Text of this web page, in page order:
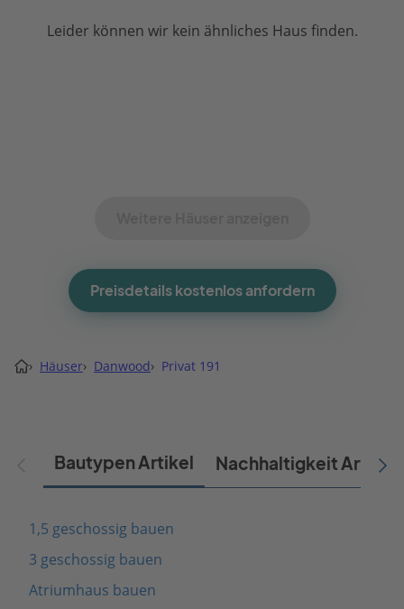
Leider können wir kein ähnliches Haus finden.
Preisdetails kostenlos anfordern
› Häuser› Danwood› Privat 191
Bautypen Artikel Nachhaltigkeit Artikel
1,5 geschossig bauen
3 geschossig bauen
Atriumhaus bauen